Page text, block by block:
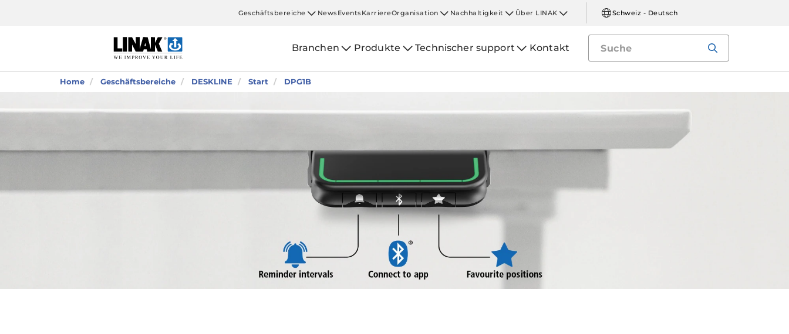
Geschäftsbereiche NewsEventsKarriereOrganisation Nachhaltigkeit Über LINAK Schweiz - Deutsch
Branchen Produkte Technischer support Kontakt
Home Geschäftsbereiche DESKLINE Start DPG1B